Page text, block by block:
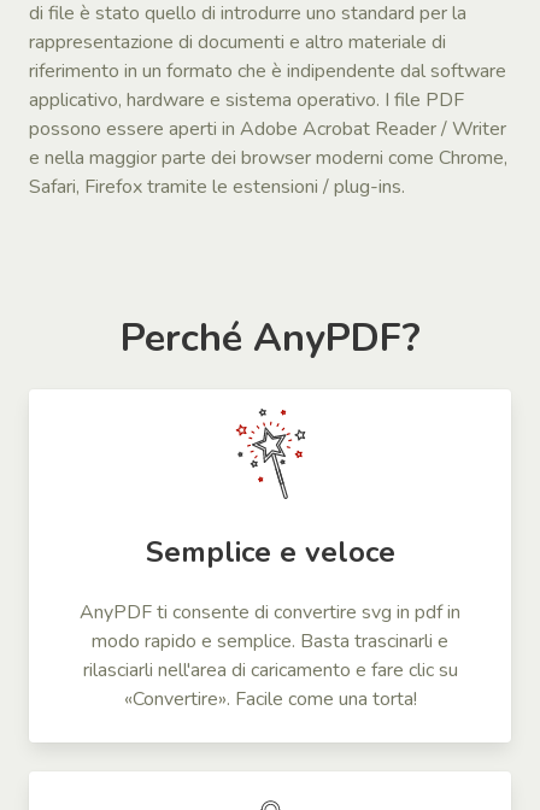
di file è stato quello di introdurre uno standard per la
rappresentazione di documenti e altro materiale di
riferimento in un formato che è indipendente dal software
applicativo, hardware e sistema operativo. I file PDF
possono essere aperti in Adobe Acrobat Reader / Writer
e nella maggior parte dei browser moderni come Chrome,
Safari, Firefox tramite le estensioni / plug-ins.
Perché AnyPDF?
Semplice e veloce
AnyPDF ti consente di convertire svg in pdf in
modo rapido e semplice. Basta trascinarli e
rilasciarli nell'area di caricamento e fare clic su
«Convertire». Facile come una torta!